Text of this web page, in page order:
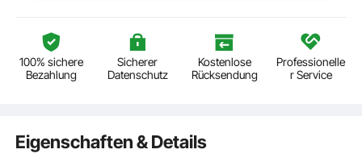
100% sichere
Bezahlung
Sicherer
Datenschutz
Kostenlose
Rücksendung
Professionelle
r Service
Eigenschaften & Details